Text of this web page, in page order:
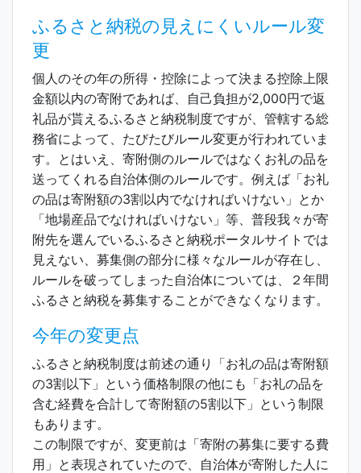
ふるさと納税の見えにくいルール変
更
個人のその年の所得・控除によって決まる控除上限
金額以内の寄附であれば、自己負担が2,000円で返
礼品が貰えるふるさと納税制度ですが、管轄する総
務省によって、たびたびルール変更が行われていま
す。とはいえ、寄附側のルールではなくお礼の品を
送ってくれる自治体側のルールです。例えば「お礼
の品は寄附額の3割以内でなければいけない」とか
「地場産品でなければいけない」等、普段我々が寄
附先を選んでいるふるさと納税ポータルサイトでは
見えない、募集側の部分に様々なルールが存在し、
ルールを破ってしまった自治体については、２年間
ふるさと納税を募集することができなくなります。
今年の変更点
ふるさと納税制度は前述の通り「お礼の品は寄附額
の3割以下」という価格制限の他にも「お礼の品を
含む経費を合計して寄附額の5割以下」という制限
もあります。
この制限ですが、変更前は「寄附の募集に要する費
用」と表現されていたので、自治体が寄附した人に